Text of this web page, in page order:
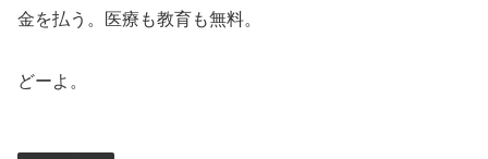
金を払う。医療も教育も無料。
どーよ。